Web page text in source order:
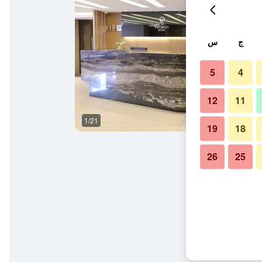
1/21
ج س
4
5
11
12
18
19
25
26